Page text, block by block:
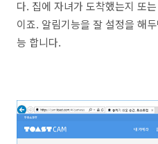
다. 집에 자녀가 도착했는지 또
이죠. 알림기능을 잘 설정을 해
능 합니다.